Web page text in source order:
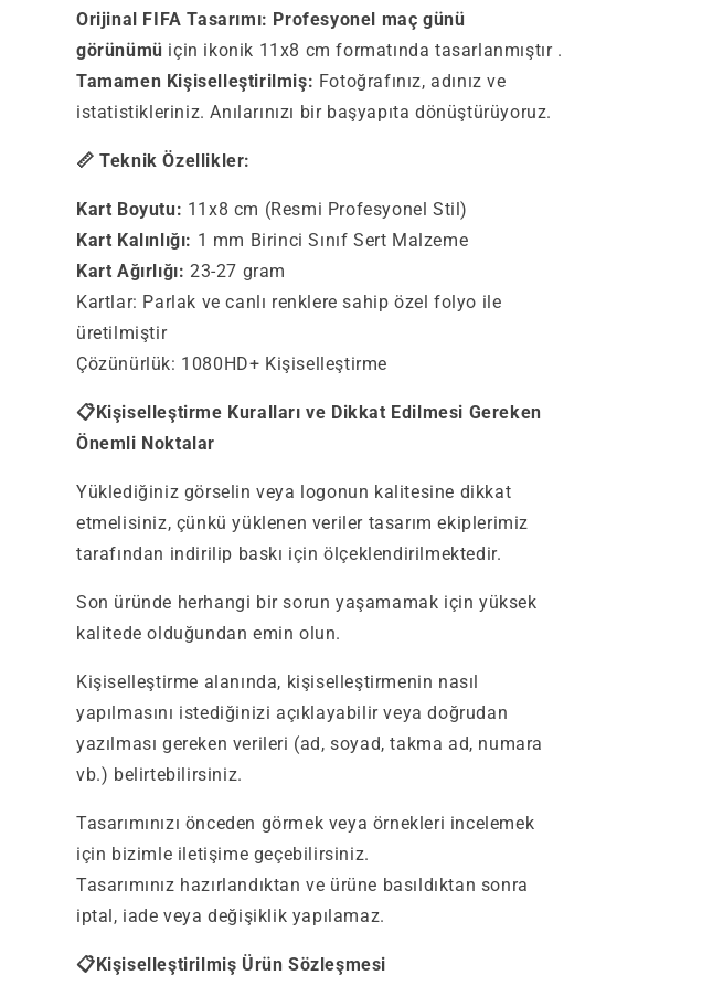
Orijinal FIFA Tasarımı: Profesyonel maç günü
görünümü için ikonik 11x8 cm formatında tasarlanmıştır .
Tamamen Kişiselleştirilmiş: Fotoğrafınız, adınız ve
istatistikleriniz. Anılarınızı bir başyapıta dönüştürüyoruz.
📏 Teknik Özellikler:
Kart Boyutu: 11x8 cm (Resmi Profesyonel Stil)
Kart Kalınlığı: 1 mm Birinci Sınıf Sert Malzeme
Kart Ağırlığı: 23-27 gram
Kartlar: Parlak ve canlı renklere sahip özel folyo ile
üretilmiştir
Çözünürlük: 1080HD+ Kişiselleştirme
📋Kişiselleştirme Kuralları ve Dikkat Edilmesi Gereken
Önemli Noktalar
Yüklediğiniz görselin veya logonun kalitesine dikkat
etmelisiniz, çünkü yüklenen veriler tasarım ekiplerimiz
tarafından indirilip baskı için ölçeklendirilmektedir.
Son üründe herhangi bir sorun yaşamamak için yüksek
kalitede olduğundan emin olun.
Kişiselleştirme alanında, kişiselleştirmenin nasıl
yapılmasını istediğinizi açıklayabilir veya doğrudan
yazılması gereken verileri (ad, soyad, takma ad, numara
vb.) belirtebilirsiniz.
Tasarımınızı önceden görmek veya örnekleri incelemek
için bizimle iletişime geçebilirsiniz.
Tasarımınız hazırlandıktan ve ürüne basıldıktan sonra
iptal, iade veya değişiklik yapılamaz.
📋Kişiselleştirilmiş Ürün Sözleşmesi